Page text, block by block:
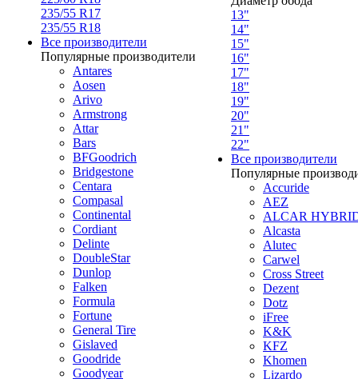
235/55 R17
235/55 R18
Все производители
Популярные производители
Antares
Aosen
Arivo
Armstrong
Attar
Bars
BFGoodrich
Bridgestone
Centara
Compasal
Continental
Cordiant
Delinte
DoubleStar
Dunlop
Falken
Formula
Fortune
General Tire
Gislaved
Goodride
Goodyear
13"
14"
15"
16"
17"
18"
19"
20"
21"
22"
Все производители
Популярные
Accuride
AEZ
ALCAR
Alcasta
Alutec
Carwel
Cross Street
Dezent
Dotz
iFree
K&K
KFZ
Khomen
Lizardo